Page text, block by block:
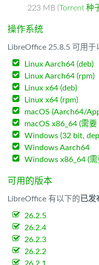
223 MB (Torrent 种
操作系统
LibreOffice 25.8.5 可用
Linux Aarch64 (deb)
Linux Aarch64 (rpm)
Linux x64 (deb)
Linux x64 (rpm)
macOS (Aarch64/
macOS x86_64 (需
Windows (32 bit,
Windows Aarch64
Windows x86_64 (
可用的版本
LibreOffice 有以下的已发
26.2.5
26.2.4
26.2.3
26.2.2